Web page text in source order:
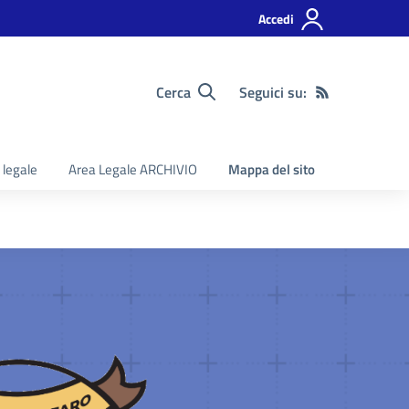
Accedi
Cerca Seguici su:
Area Legale ARCHIVIO Mappa del sito